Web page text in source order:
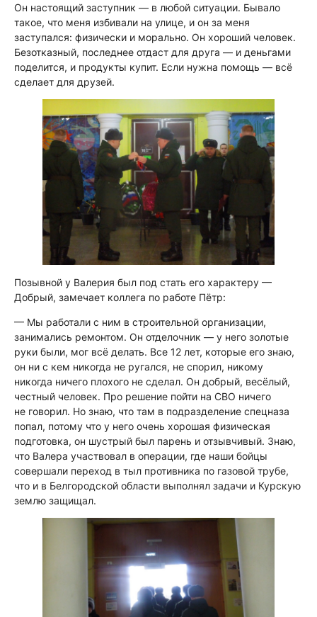
Он настоящий заступник — в любой ситуации. Бывало
такое, что меня избивали на улице, и он за меня
заступался: физически и морально. Он хороший человек.
Безотказный, последнее отдаст для друга — и деньгами
поделится, и продукты купит. Если нужна помощь — всё
сделает для друзей.
Позывной у Валерия был под стать его характеру —
Добрый, замечает коллега по работе Пётр:
— Мы работали с ним в строительной организации,
занимались ремонтом. Он отделочник — у него золотые
руки были, мог всё делать. Все 12 лет, которые его знаю,
он ни с кем никогда не ругался, не спорил, никому
никогда ничего плохого не сделал. Он добрый, весёлый,
честный человек. Про решение пойти на СВО ничего
не говорил. Но знаю, что там в подразделение спецназа
попал, потому что у него очень хорошая физическая
подготовка, он шустрый был парень и отзывчивый. Знаю,
что Валера участвовал в операции, где наши бойцы
совершали переход в тыл противника по газовой трубе,
что и в Белгородской области выполнял задачи и Курскую
землю защищал.